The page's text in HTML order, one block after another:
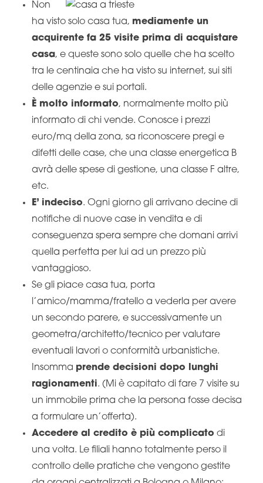
Non
ha visto solo casa tua, mediamente un
acquirente fa 25 visite prima di acquistare
casa, e queste sono solo quelle che ha scelto
tra le centinaia che ha visto su internet, sui siti
delle agenzie e sui portali.
È molto informato, normalmente molto più
informato di chi vende. Conosce i prezzi
euro/mq della zona, sa riconoscere pregi e
difetti delle case, che una classe energetica B
avrà delle spese di gestione, una classe F altre,
etc.
E’ indeciso. Ogni giorno gli arrivano decine di
notifiche di nuove case in vendita e di
conseguenza spera sempre che domani arrivi
quella perfetta per lui ad un prezzo più
vantaggioso.
Se gli piace casa tua, porta
l’amico/mamma/fratello a vederla per avere
un secondo parere, e successivamente un
geometra/architetto/tecnico per valutare
eventuali lavori o conformità urbanistiche.
Insomma prende decisioni dopo lunghi
ragionamenti. (Mi è capitato di fare 7 visite su
un immobile prima che la persona fosse decisa
a formulare un’offerta).
Accedere al credito è più complicato di
una volta. Le filiali hanno totalmente perso il
controllo delle pratiche che vengono gestite